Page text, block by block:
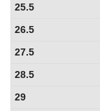
25.5
26.5
27.5
28.5
29